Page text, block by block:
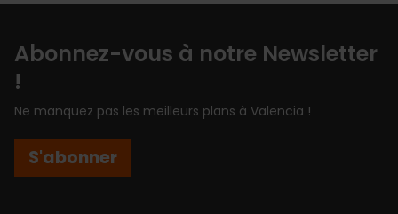
Abonnez-vous à notre Newsletter
!
Ne manquez pas les meilleurs plans à Valencia !
S'abonner